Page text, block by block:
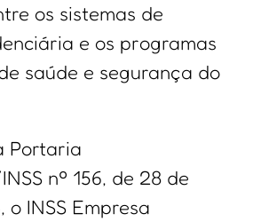
os sistemas de
e os programas
saúde e segurança do
Portaria
nº 156, de 28 de
INSS Empresa